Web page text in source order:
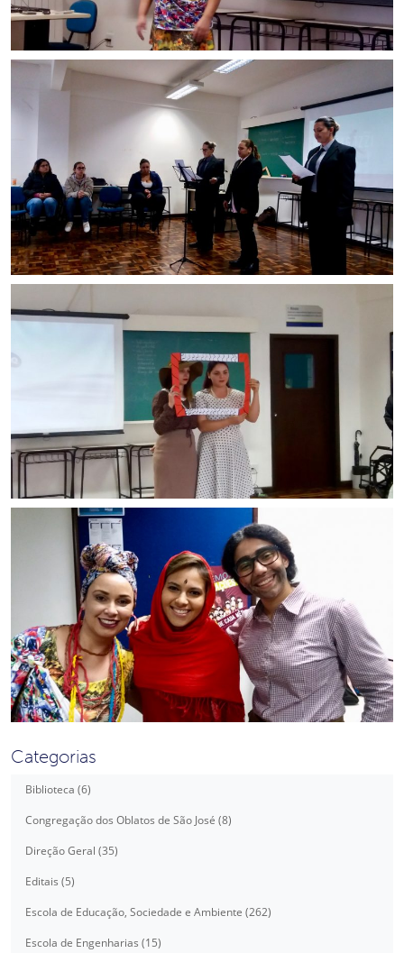
Categorias
Biblioteca (6)
Congregação dos Oblatos de São José (8)
Direção Geral (35)
Editais (5)
Escola de Educação, Sociedade e Ambiente (262)
Escola de Engenharias (15)